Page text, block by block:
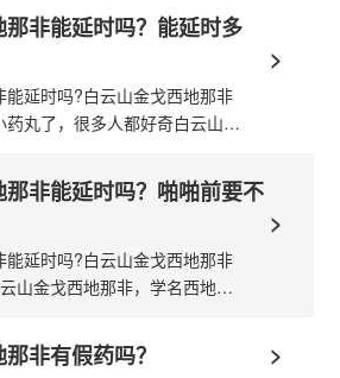
的负担更是雪上加...
非能延时吗？能延时多
>
能延时吗?白云山金戈西地那非
丸了，很多人都好奇白云山金
云山金戈西地那非具体能延时
非能延时吗？啪啪前要不
>
能延时吗?白云山金戈西地那非
山金戈西地那非，学名西地那
茎勃起硬度。从字面意...
非有假药吗？ >